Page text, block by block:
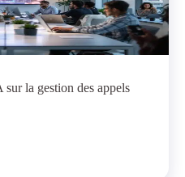
la gestion des appels